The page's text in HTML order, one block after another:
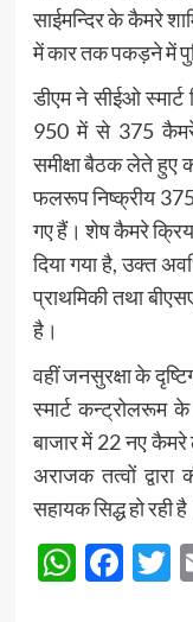
साईमन्दिर के कैमरे
में कार तक पकड़ने में
डीएम ने सीईओ स्मार्ट
950 में से 375 कैमरे
समीक्षा बैठक लेते हुए
फलरूप निष्क्रीय
गए हैं। शेष कैमरे
दिया गया है, उक्त
प्राथमिकी तथा
है।
वहीं जनसुरक्षा के
स्मार्ट कन्ट्रोलरूम
बाजार में 22 नए
अराजक तत्वों
सहायक सिद्ध हो रही